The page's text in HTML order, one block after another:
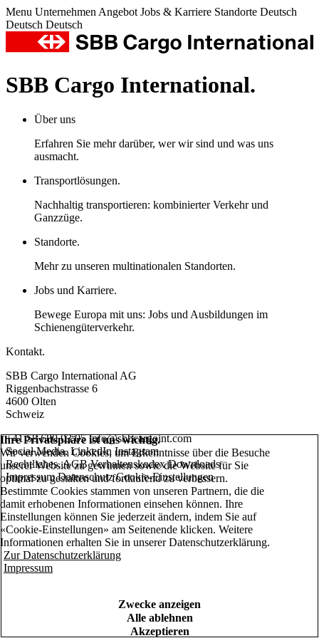
Menu Unternehmen Angebot Jobs & Karriere Standorte Deutsch
Deutsch Deutsch
SBB Cargo International.
Über uns
Erfahren Sie mehr darüber, wer wir sind und was uns
ausmacht.
Transportlösungen.
Nachhaltig transportieren: kombinierter Verkehr und
Ganzzüge.
Standorte.
Mehr zu unseren multinationalen Standorten.
Jobs und Karriere.
Bewege Europa mit uns: Jobs und Ausbildungen im
Schienengüterverkehr.
Kontakt.
SBB Cargo International AG
Riggenbachstrasse 6
4600 Olten
Schweiz
+41 58 680 03 05info@sbbcargoint.com
Social Media.LinkedIn Instagram
Rechtliches.AGBVerhaltenskodexDownloads
ImpressumDatenschutzCookie-Einstellungen
Ihre Privatsphäre ist uns wichtig.
Wir verwenden Cookies, um Erkenntnisse über die Besuche
unserer Website zu gewinnen sowie die Website für Sie
optimal zu gestalten und fortlaufend zu verbessern.
Bestimmte Cookies stammen von unseren Partnern, die die
damit erhobenen Informationen einsehen können. Ihre
Einstellungen können Sie jederzeit ändern, indem Sie auf
«Cookie-Einstellungen» am Seitenende klicken. Weitere
Informationen erhalten Sie in unserer Datenschutzerklärung.
Zur Datenschutzerklärung
Impressum
Zwecke anzeigen
Alle ablehnen
Akzeptieren